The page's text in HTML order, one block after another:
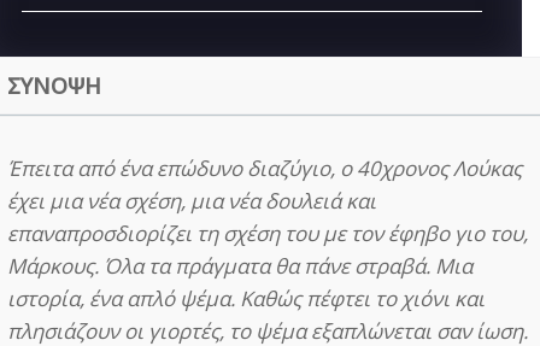
ΣΥΝΟΨΗ
Έπειτα από ένα επώδυνο διαζύγιο, ο 40χρονος Λούκας
έχει μια νέα σχέση, μια νέα δουλειά και
επαναπροσδιορίζει τη σχέση του με τον έφηβο γιο του,
Μάρκους. Όλα τα πράγματα θα πάνε στραβά. Μια
ιστορία, ένα απλό ψέμα. Καθώς πέφτει το χιόνι και
πλησιάζουν οι γιορτές, το ψέμα εξαπλώνεται σαν ίωση.